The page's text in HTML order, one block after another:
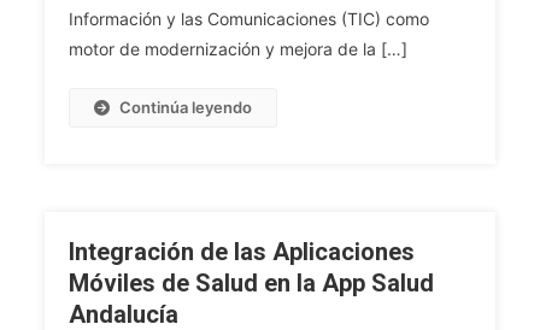
Comunicaciones
(TIC)
Información y las Comunicaciones (TIC) como
motor de modernización y mejora de la […]
Continúa leyendo
Integración de las Aplicaciones
Móviles de Salud en la App Salud
Andalucía